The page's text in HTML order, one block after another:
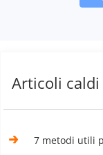
Articoli caldi
7 metodi utili